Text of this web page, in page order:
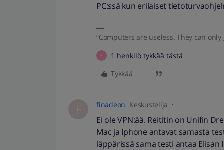
PC:ssä kun erilaiset
“Computers are useless. They can
K
1 henkilö tykkää tästä
Tykkää
F finadeon Keskustelija
Ei ole VPN:ää. Reititin on Unifin
Mac ja Iphone antavat samasta
läppärissä sama testi antaa Elisan